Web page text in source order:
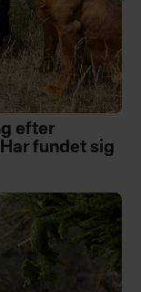
efter
fundet sig